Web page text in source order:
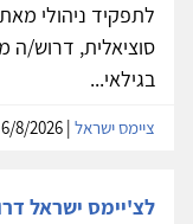
לתפקיד ניהולי
סוציאלית, דרוש/ה
בגילאי...
ציימס ישראל
לצ'יימס ישראל